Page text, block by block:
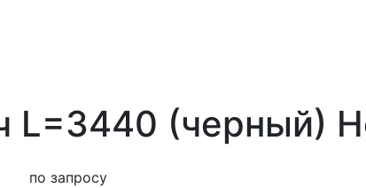
L=3440 (черный)
по запросу